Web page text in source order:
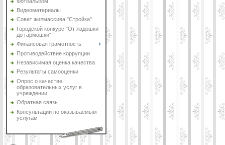
Видеоматериалы
Совет жилмассива "Стройка"
Городской конкурс "От ладошки
до гармошки"
Финансовая грамотность
Противодействие коррупции
Независимая оценка качества
Результаты самооценки
Опрос о качестве
образовательных услуг в
учреждении
Обратная связь
Консультации по оказываемым
услугам